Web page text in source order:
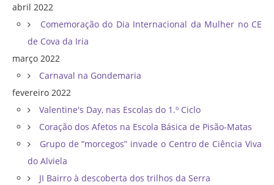
abril 2022
Comemoração do Dia Internacional da Mulher no CE
de Cova da Iria
março 2022
Carnaval na Gondemaria
fevereiro 2022
Valentine's Day, nas Escolas do 1.º Ciclo
Coração dos Afetos na Escola Básica de Pisão-Matas
Grupo de “morcegos” invade o Centro de Ciência Viva
do Alviela
JI Bairro à descoberta dos trilhos da Serra